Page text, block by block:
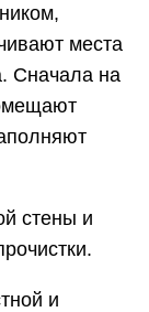
места
Сначала на
стены и
и